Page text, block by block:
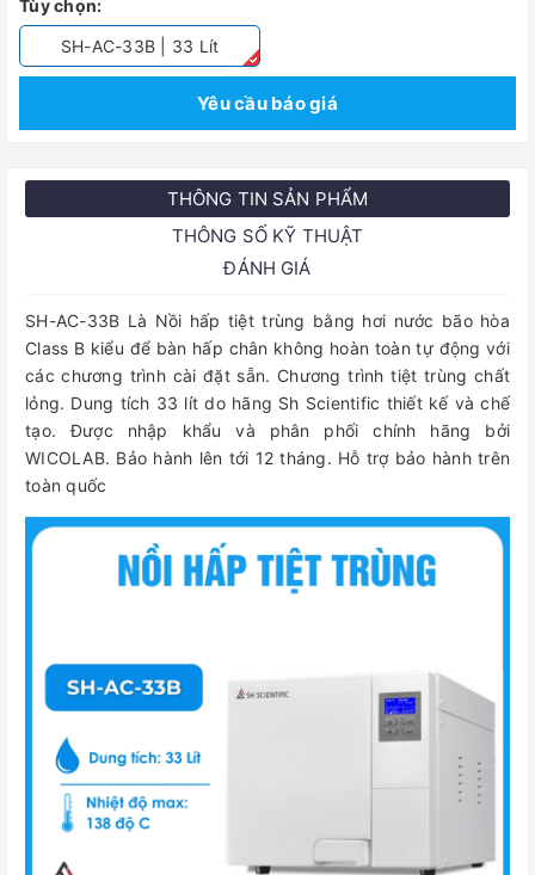
Tùy chọn:
SH-AC-33B | 33 Lít
Yêu cầu báo giá
THÔNG TIN SẢN PHẨM
THÔNG SỐ KỸ THUẬT
ĐÁNH GIÁ
SH-AC-33B Là Nồi hấp tiệt trùng bằng hơi nước bão hòa
Class B kiểu để bàn hấp chân không hoàn toàn tự động với
các chương trình cài đặt sẵn. Chương trình tiệt trùng chất
lỏng. Dung tích 33 lít do hãng Sh Scientific thiết kế và chế
tạo. Được nhập khẩu và phân phối chính hãng bởi
WICOLAB. Bảo hành lên tới 12 tháng. Hỗ trợ bảo hành trên
toàn quốc